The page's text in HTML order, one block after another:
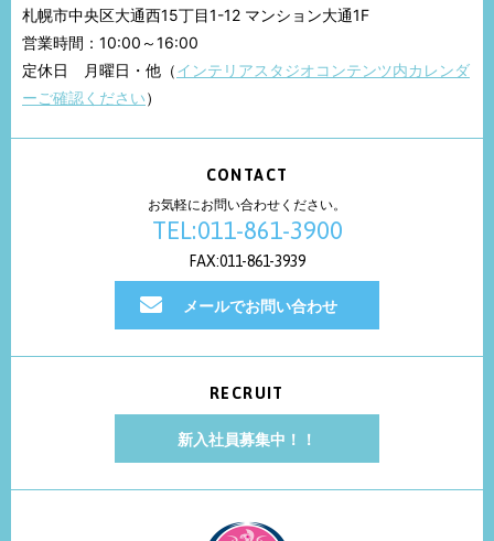
札幌市中央区大通西15丁目1-12 マンション大通1F
営業時間：10:00～16:00
定休日 月曜日・他（インテリアスタジオコンテンツ内カレンダ
ーご確認ください）
CONTACT
お気軽にお問い合わせください。
TEL:011-861-3900
FAX:011-861-3939
メールでお問い合わせ
RECRUIT
新入社員募集中！！